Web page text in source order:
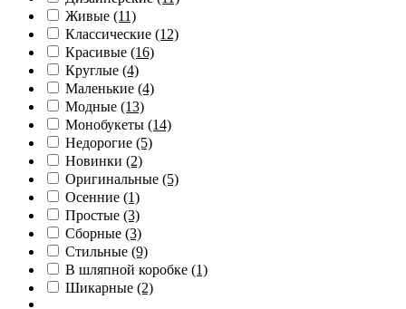
Живые (11)
Классические (12)
Красивые (16)
Круглые (4)
Маленькие (4)
Модные (13)
Монобукеты (14)
Недорогие (5)
Новинки (2)
Оригинальные (5)
Осенние (1)
Простые (3)
Сборные (3)
Стильные (9)
В шляпной коробке (1)
Шикарные (2)